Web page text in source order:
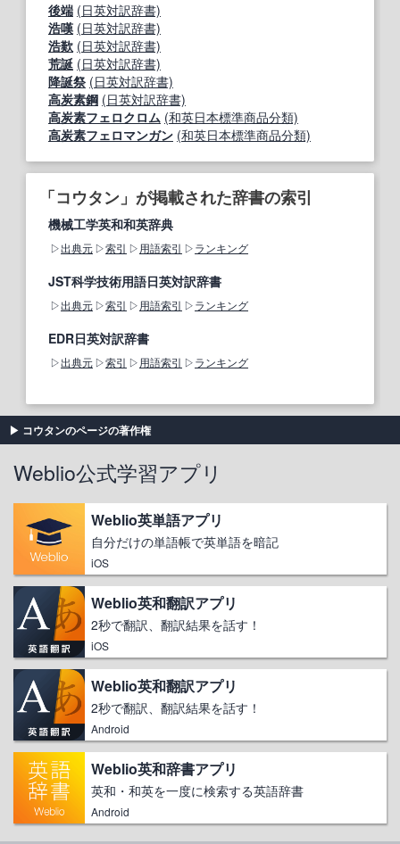
後端 (日英対訳辞書)
浩嘆 (日英対訳辞書)
浩歎 (日英対訳辞書)
荒誕 (日英対訳辞書)
降誕祭 (日英対訳辞書)
高炭素鋼 (日英対訳辞書)
高炭素フェロクロム (和英日本標準商品分類)
高炭素フェロマンガン (和英日本標準商品分類)
「コウタン」が掲載された辞書の索引
機械工学英和和英辞典
出典元 索引 用語索引 ランキング
JST科学技術用語日英対訳辞書
出典元 索引 用語索引 ランキング
EDR日英対訳辞書
出典元 索引 用語索引 ランキング
コウタンのページの著作権
Weblio公式学習アプリ
Weblio英単語アプリ
自分だけの単語帳で英単語を暗記
iOS
Weblio英和翻訳アプリ
2秒で翻訳、翻訳結果を話す！
iOS
Weblio英和翻訳アプリ
2秒で翻訳、翻訳結果を話す！
Android
Weblio英和辞書アプリ
英和・和英を一度に検索する英語辞書
Android